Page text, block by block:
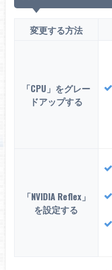
変更する方法
「CPU」をグレー
ドアップする
「NVIDIA Reflex」
を設定する